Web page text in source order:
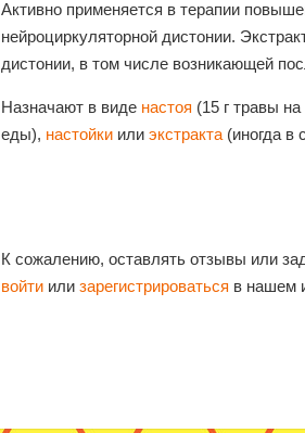
Активно применяется в терапии
нейроциркуляторной дистонии.
дистонии, в том числе возникающей
Назначают в виде настоя (15 г травы
еды), настойки или экстракта (иногда в
К сожалению, оставлять отзывы или
войти или зарегистрироваться в нашем